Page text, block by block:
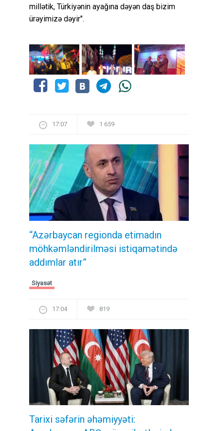
millətik, Türkiyənin ayağına dəyən daş bizim
ürəyimizə dəyir".
17:07 1 659
“Azərbaycan regionda etimadın
möhkəmləndirilməsi istiqamətində
addımlar atır”
Siyasət
17:04 819
Tarixi səfərin əhəmiyyəti: